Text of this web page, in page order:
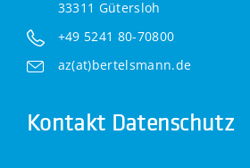
33311 Gütersloh
+49 5241 80-70800
az(at)bertelsmann.de
Kontakt Datenschutz